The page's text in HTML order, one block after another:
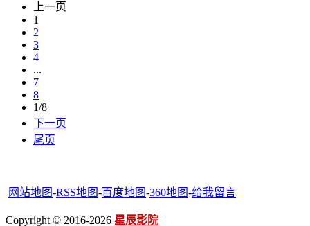
上一页
1
2
3
4
...
7
8
1/8
下一页
尾页
网站地图-RSS地图-百度地图-360地图-给我留言
Copyright © 2016-2026 星辰影院